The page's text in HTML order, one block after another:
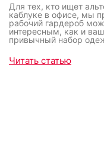
Для тех, кто ищет
каблуке в офисе, мы
рабочий гардероб
интересным, как и
привычный набор
включить фантазию.
лодочки на каблуке,
могут освежить ваш
Читать статью